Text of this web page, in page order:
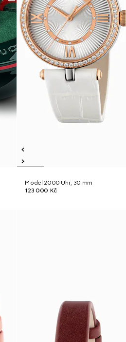
Model 2000 Uhr, 30 mm
123 000 Kč